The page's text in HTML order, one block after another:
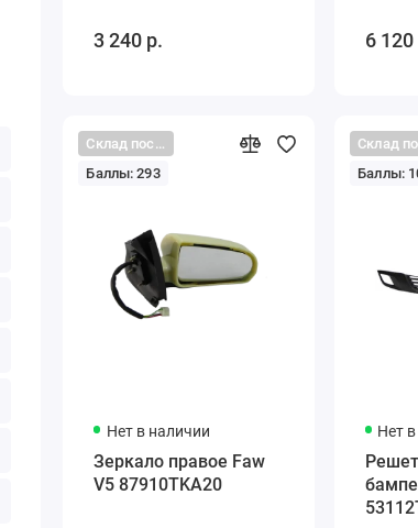
3 240 р. 6 120
Склад поставщика
Баллы: 293
Нет в наличии
Зеркало правое Faw
V5 87910TKA20
Баллы:
Нет